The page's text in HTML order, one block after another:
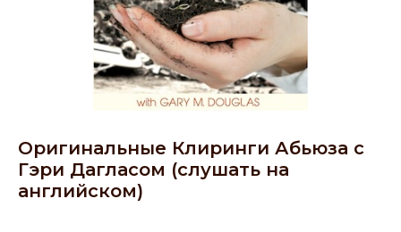
Оригинальные Клиринги Абьюза с
Гэри Дагласом (слушать на
английском)